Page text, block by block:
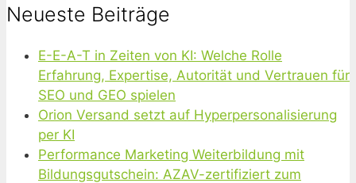
Neueste Beiträge
E-E-A-T in Zeiten von KI: Welche Rolle
Erfahrung, Expertise, Autorität und Vertrauen für
SEO und GEO spielen
Orion Versand setzt auf Hyperpersonalisierung
per KI
Performance Marketing Weiterbildung mit
Bildungsgutschein: AZAV-zertifiziert zum